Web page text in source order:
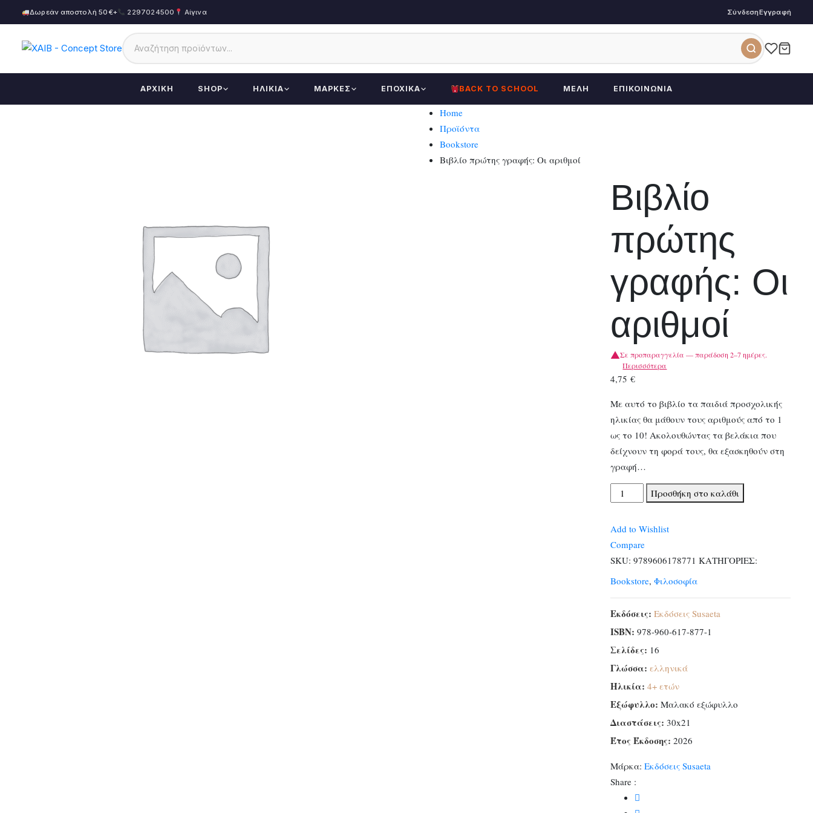
Δωρεάν αποστολή 50€+ 2297024500 Αίγινα ΣύνδεσηΕγγραφή
ΑΡΧΙΚΉ SHOP ΗΛΙΚΊΑ ΜΆΡΚΕΣ ΕΠΟΧΙΚΆ BACK TO SCHOOL ΜΈΛΗ ΕΠΙΚΟΙΝΩΝΊΑ
Home
Προϊόντα
Bookstore
Βιβλίο πρώτης γραφής: Οι αριθμοί
Βιβλίο
πρώτης
γραφής: Οι
αριθμοί
Σε προπαραγγελία — παράδοση 2–7 ημέρες.
Περισσότερα
4,75€
Με αυτό το βιβλίο τα παιδιά προσχολικής
ηλικίας θα μάθουν τους αριθμούς από το 1
ως το 10! Ακολουθώντας τα βελάκια που
δείχνουν τη φορά τους, θα εξασκηθούν στη
γραφή…
Βιβλίο
πρώτης
αριθμοί
Προσθήκη στο καλάθι
Add to Wishlist
Compare
SKU: 9789606178771 ΚΑΤΗΓΟΡΙΕΣ:
Bookstore,Φιλοσοφία
Εκδόσεις: Εκδόσεις Susaeta
ISBN: 978-960-617-877-1
Σελίδες: 16
Γλώσσα: ελληνικά
Ηλικία: 4+ ετών
Εξώφυλλο: Μαλακό εξώφυλλο
Διαστάσεις: 30x21
Έτος Έκδοσης: 2026
Μάρκα:Εκδόσεις Susaeta
Share :